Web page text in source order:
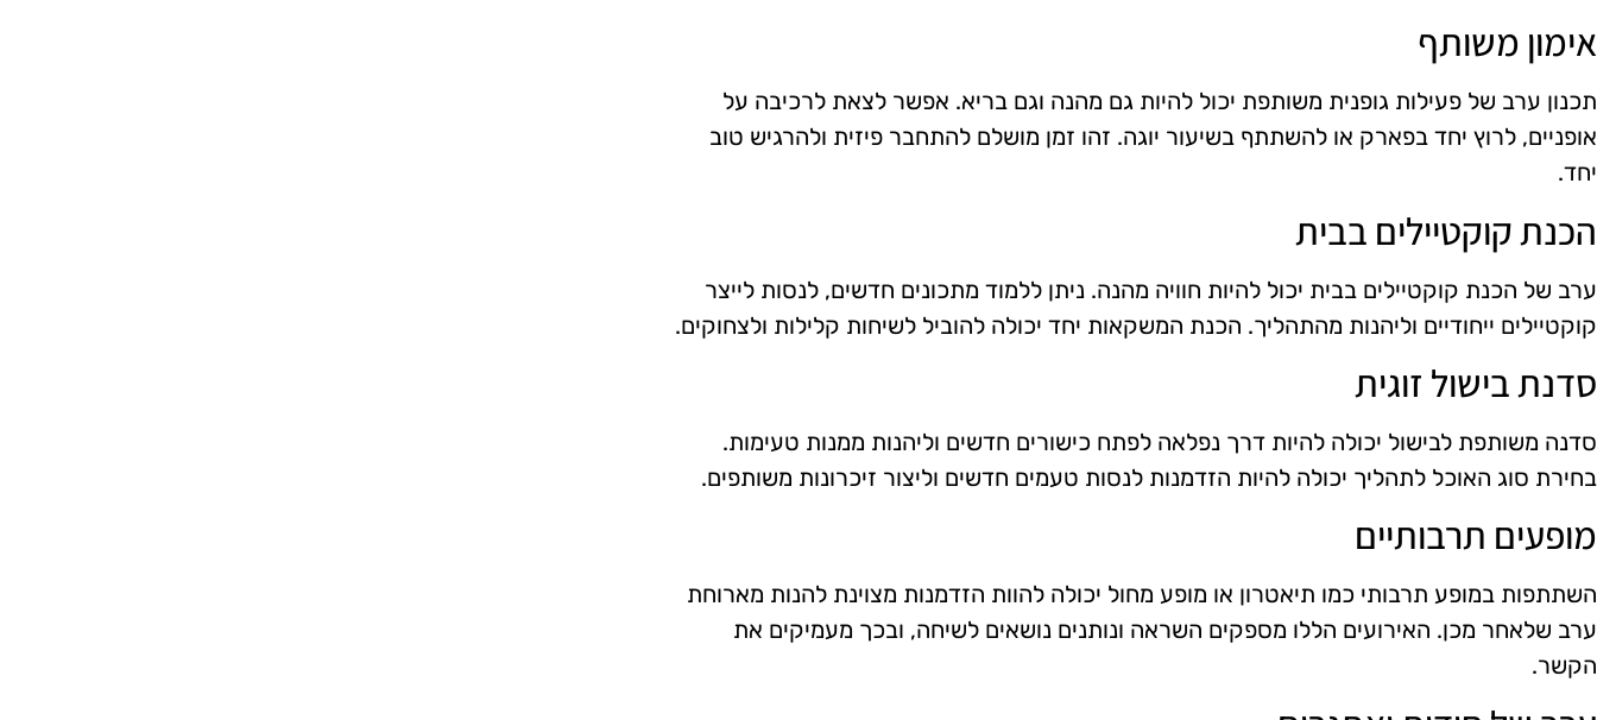
אימון משותף
תכנון ערב של פעילות גופנית משותפת יכול להיות גם מהנה וגם בריא. אפשר לצאת לרכיבה על
אופניים, לרוץ יחד בפארק או להשתתף בשיעור יוגה. זהו זמן מושלם להתחבר פיזית ולהרגיש טוב
יחד.
הכנת קוקטיילים בבית
ערב של הכנת קוקטיילים בבית יכול להיות חוויה מהנה. ניתן ללמוד מתכונים חדשים, לנסות לייצר
קוקטיילים ייחודיים וליהנות מהתהליך. הכנת המשקאות יחד יכולה להוביל לשיחות קלילות ולצחוקים.
סדנת בישול זוגית
סדנה משותפת לבישול יכולה להיות דרך נפלאה לפתח כישורים חדשים וליהנות ממנות טעימות.
בחירת סוג האוכל לתהליך יכולה להיות הזדמנות לנסות טעמים חדשים וליצור זיכרונות משותפים.
מופעים תרבותיים
השתתפות במופע תרבותי כמו תיאטרון או מופע מחול יכולה להוות הזדמנות מצוינת להנות מארוחת
ערב שלאחר מכן. האירועים הללו מספקים השראה ונותנים נושאים לשיחה, ובכך מעמיקים את
הקשר.